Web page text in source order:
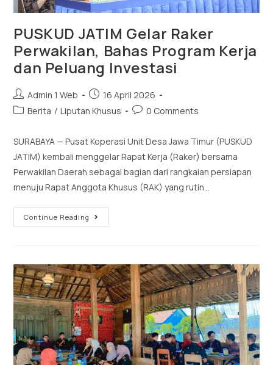
PUSKUD JATIM Gelar Raker
Perwakilan, Bahas Program Kerja
dan Peluang Investasi
Admin 1 Web
16 April 2026
Berita / Liputan Khusus 0 Comments
SURABAYA — Pusat Koperasi Unit Desa Jawa Timur (PUSKUD
JATIM) kembali menggelar Rapat Kerja (Raker) bersama
Perwakilan Daerah sebagai bagian dari rangkaian persiapan
menuju Rapat Anggota Khusus (RAK) yang rutin…
Continue Reading